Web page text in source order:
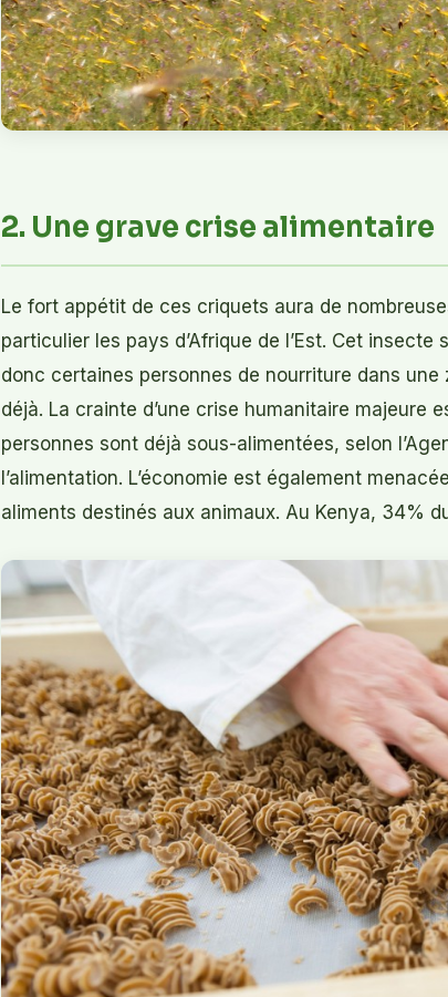
2. Une grave crise alimentaire
Le fort appétit de ces criquets aura de
particulier les pays d’Afrique de l’Est. Cet
donc certaines personnes de nourriture dans
déjà. La crainte d’une crise humanitaire majeure
personnes sont déjà sous-alimentées, selon
l’alimentation. L’économie est également
aliments destinés aux animaux. Au Kenya, 34%